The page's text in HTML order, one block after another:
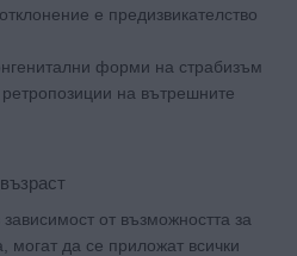
е предизвикателство
форми на страбизъм
на вътрешните
от възможността за
могат да се приложат всички